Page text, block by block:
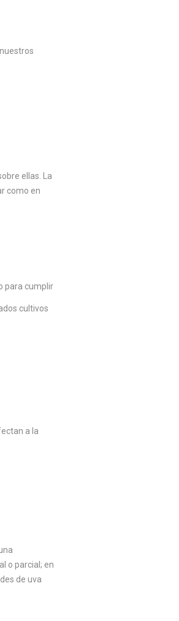
ellas. La
como en
para cumplir
cultivos
a la
o parcial; en
de uva